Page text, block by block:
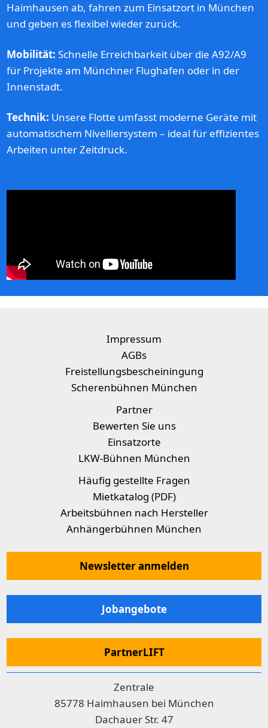
Haimhausen ab, fahren zum Einsatzort in München
und geben es flexibel wieder zurück.
Mobilität: Schnelle Erreichbarkeit über die A92/A9
für Projekte am Münchner Flughafen oder in der
Innenstadt.
Technik: Unsere Flotte umfasst moderne Geräte mit
automatischem Nivelliersystem – ideal für effizientes
Arbeiten unter Zeitdruck.
Impressum
AGBs
Freistellungsbescheiningung
Scherenbühnen München
Partner
Bewerten Sie uns
Einsatzorte
LKW-Bühnen München
Häufig gestellte Fragen
Mietkatalog (PDF)
Arbeitsbühnen nach Hersteller
Anhängerbühnen München
Newsletter anmelden
Jobangebote
PartnerLIFT
Zentrale
85778 Haimhausen bei München
Dachauer Str. 47